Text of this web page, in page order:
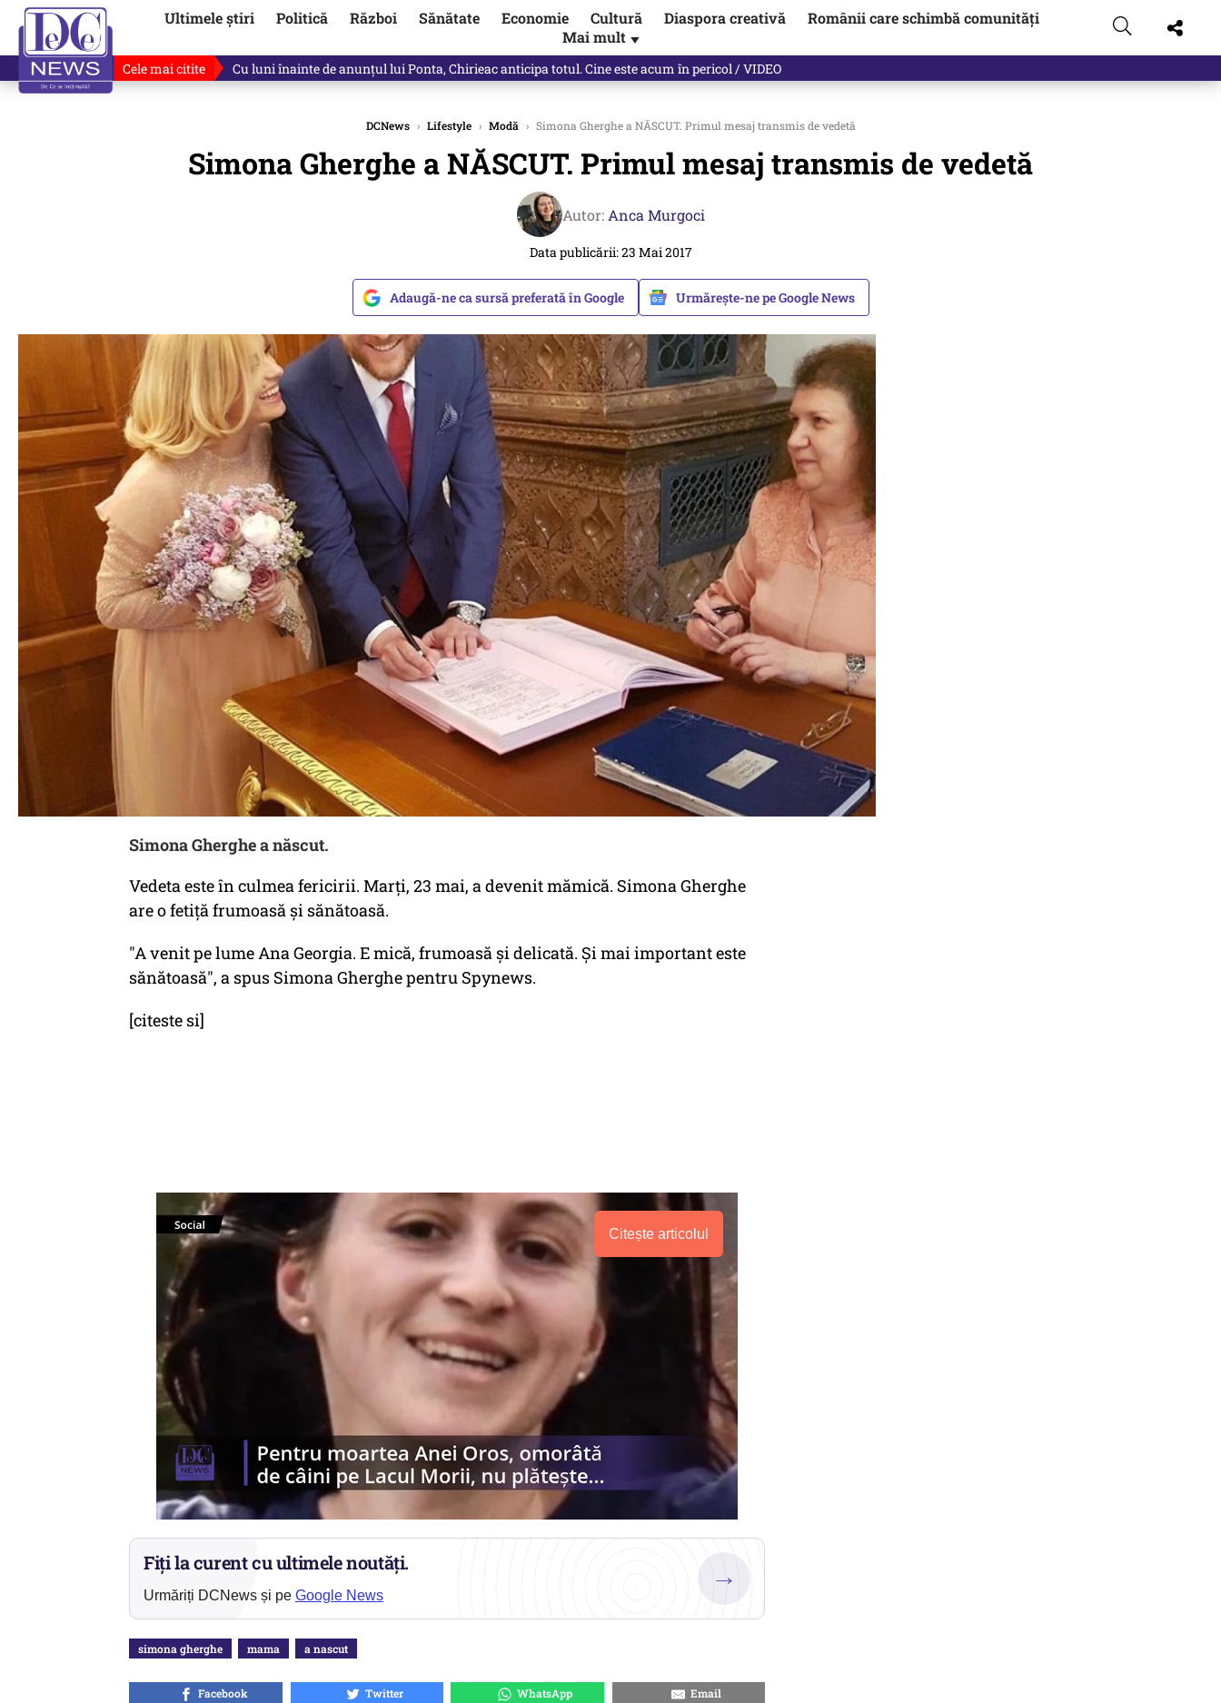
Ultimele știri Politică Război Sănătate Economie Cultură Diaspora creativă
Românii care schimbă comunități
Mai mult ▼
Cele mai citite De ce a mințit Ilie Bolojan? Victor Ponta ne dă răspunsul
DCNews › Lifestyle › Modă › Simona Gherghe a NĂSCUT. Primul mesaj transmis de vedetă
Simona Gherghe a NĂSCUT. Primul mesaj transmis de vedetă
Autor: Anca Murgoci
Data publicării: 23 Mai 2017
Adaugă-ne ca sursă preferată în Google Urmărește-ne pe Google News
Simona Gherghe a născut.
Vedeta este în culmea fericirii. Marți, 23 mai, a devenit mămică. Simona Gherghe
are o fetiță frumoasă și sănătoasă.
"A venit pe lume Ana Georgia. E mică, frumoasă şi delicată. Şi mai important este
sănătoasă", a spus Simona Gherghe pentru Spynews.
[citeste si]
Citește articolul
Fiți la curent cu ultimele noutăți.
Urmăriți DCNews și pe Google News
→
simona gherghe mama a nascut
Facebook Twitter WhatsApp Email